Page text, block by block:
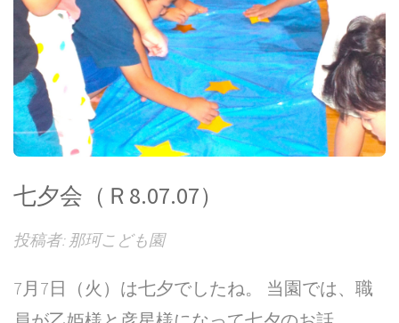
七夕会（Ｒ8.07.07）
投稿者: 那珂こども園
7月7日（火）は七夕でしたね。 当園では、職